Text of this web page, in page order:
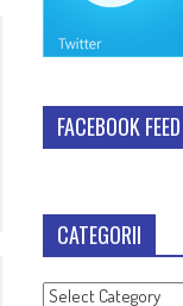
FACEBOOK FEED
CATEGORII
Categorii